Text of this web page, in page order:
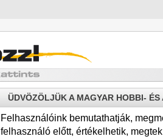
ÜDVÖZÖLJÜK A MAGYAR HOBBI-
Felhasználóink bemutathatják,
felhasználó előtt, értékelhetik,